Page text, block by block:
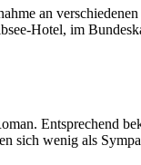
an
Hotel, im
Entsprechend
sich wenig als